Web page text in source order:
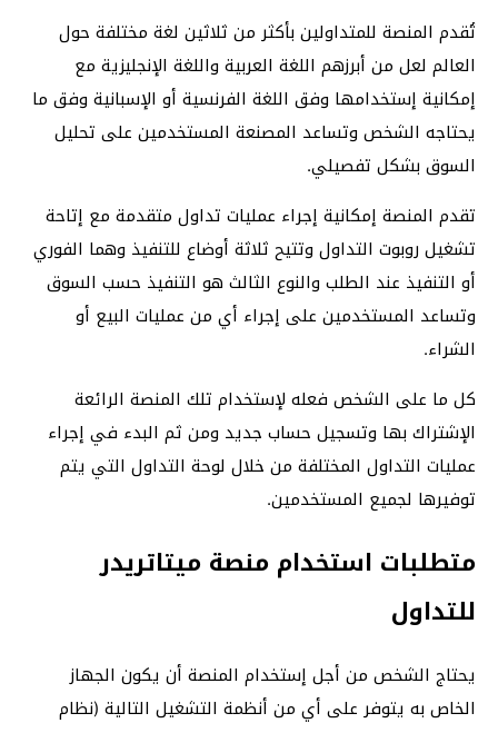
تُقدم المنصة للمتداولين بأكثر من ثلاثين لغة مختلفة حول
العالم لعل من أبرزهم اللغة العربية واللغة الإنجليزية مع
إمكانية إستخدامها وفق اللغة الفرنسية أو الإسبانية وفق ما
يحتاجه الشخص وتساعد المصنعة المستخدمين على تحليل
السوق بشكل تفصيلي.
تقدم المنصة إمكانية إجراء عمليات تداول متقدمة مع إتاحة
تشغيل روبوت التداول وتتيح ثلاثة أوضاع للتنفيذ وهما الفوري
أو التنفيذ عند الطلب والنوع الثالث هو التنفيذ حسب السوق
وتساعد المستخدمين على إجراء أي من عمليات البيع أو
الشراء.
كل ما على الشخص فعله لإستخدام تلك المنصة الرائعة
الإشتراك بها وتسجيل حساب جديد ومن ثم البدء في إجراء
عمليات التداول المختلفة من خلال لوحة التداول التي يتم
توفيرها لجميع المستخدمين.
متطلبات استخدام منصة ميتاتريدر
للتداول
يحتاج الشخص من أجل إستخدام المنصة أن يكون الجهاز
الخاص به يتوفر على أي من أنظمة التشغيل التالية (نظام